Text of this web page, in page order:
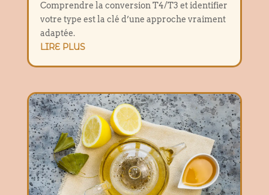
Comprendre la conversion T4/T3 et identifier
votre type est la clé d’une approche vraiment
adaptée.
LIRE PLUS